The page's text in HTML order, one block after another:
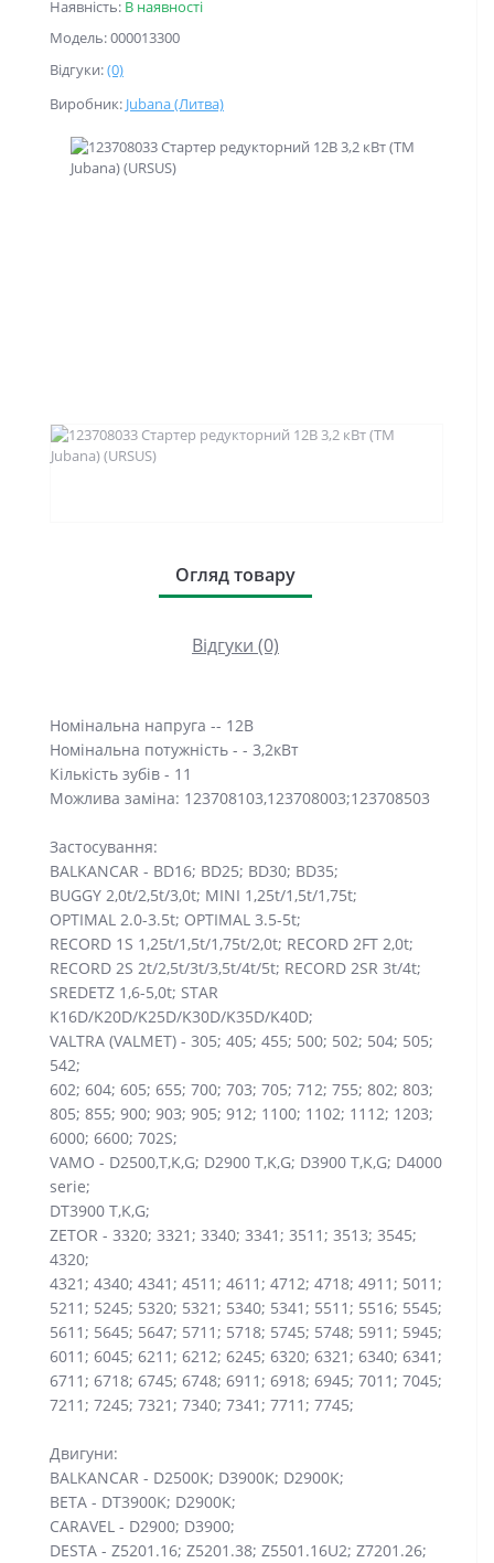
Наявність: В наявності
Модель: 000013300
Відгуки:(0)
Виробник: Jubana (Литва)
Огляд товару
Відгуки (0)
Номінальна напруга -- 12В
Номінальна потужність - - 3,2кВт
Кількість зубів - 11
Можлива заміна: 123708103,123708003;123708503
Застосування:
BALKANCAR - BD16; BD25; BD30; BD35;
BUGGY 2,0t/2,5t/3,0t; MINI 1,25t/1,5t/1,75t;
OPTIMAL 2.0-3.5t; OPTIMAL 3.5-5t;
RECORD 1S 1,25t/1,5t/1,75t/2,0t; RECORD 2FT 2,0t;
RECORD 2S 2t/2,5t/3t/3,5t/4t/5t; RECORD 2SR 3t/4t;
SREDETZ 1,6-5,0t; STAR
K16D/K20D/K25D/K30D/K35D/K40D;
VALTRA (VALMET) - 305; 405; 455; 500; 502; 504; 505;
542;
602; 604; 605; 655; 700; 703; 705; 712; 755; 802; 803;
805; 855; 900; 903; 905; 912; 1100; 1102; 1112; 1203;
6000; 6600; 702S;
VAMO - D2500,T,K,G; D2900 T,K,G; D3900 T,K,G; D4000
serie;
DT3900 T,K,G;
ZETOR - 3320; 3321; 3340; 3341; 3511; 3513; 3545;
4320;
4321; 4340; 4341; 4511; 4611; 4712; 4718; 4911; 5011;
5211; 5245; 5320; 5321; 5340; 5341; 5511; 5516; 5545;
5611; 5645; 5647; 5711; 5718; 5745; 5748; 5911; 5945;
6011; 6045; 6211; 6212; 6245; 6320; 6321; 6340; 6341;
6711; 6718; 6745; 6748; 6911; 6918; 6945; 7011; 7045;
7211; 7245; 7321; 7340; 7341; 7711; 7745;
Двигуни:
BALKANCAR - D2500K; D3900K; D2900K;
BETA - DT3900K; D2900K;
CARAVEL - D2900; D3900;
DESTA - Z5201.16; Z5201.38; Z5501.16U2; Z7201.26;